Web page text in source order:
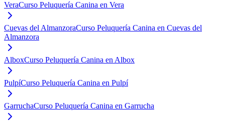
VeraCurso Peluquería Canina en Vera
Cuevas del AlmanzoraCurso Peluquería Canina en Cuevas del
Almanzora
AlboxCurso Peluquería Canina en Albox
PulpíCurso Peluquería Canina en Pulpí
GarruchaCurso Peluquería Canina en Garrucha